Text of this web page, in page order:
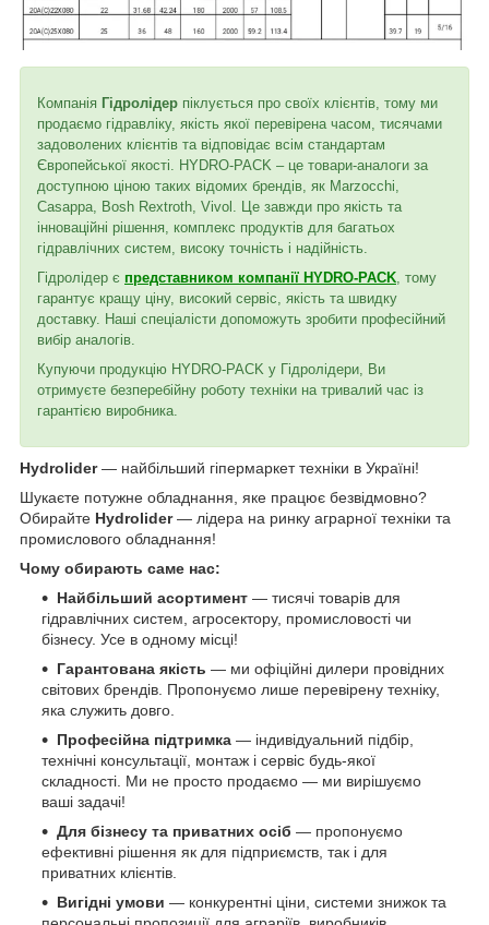
Компанія Гідролідер піклується про своїх клієнтів, тому ми
продаємо гідравліку, якість якої перевірена часом, тисячами
задоволених клієнтів та відповідає всім стандартам
Європейської якості. HYDRO-PACK – це товари-аналоги за
доступною ціною таких відомих брендів, як Marzocchi,
Casappa, Bosh Rextroth, Vivol. Це завжди про якість та
інноваційні рішення, комплекс продуктів для багатьох
гідравлічних систем, високу точність і надійність.
Гідролідер є представником компанії HYDRO-PACK , тому
гарантує кращу ціну, високий сервіс, якість та швидку
доставку. Наші спеціалісти допоможуть зробити професійний
вибір аналогів.
Купуючи продукцію HYDRO-PACK у Гідролідери, Ви
отримуєте безперебійну роботу техніки на тривалий час із
гарантією виробника.
Hydrolider— найбільший гіпермаркет техніки в Україні!
Шукаєте потужне обладнання, яке працює безвідмовно?
Обирайте Hydrolider— лідера на ринку аграрної техніки та
промислового обладнання!
Чому обирають саме нас:
Найбільший асортимент — тисячі товарів для
гідравлічних систем, агросектору, промисловості чи
бізнесу. Усе в одному місці!
Гарантована якість — ми офіційні дилери провідних
світових брендів. Пропонуємо лише перевірену техніку,
яка служить довго.
Професійна підтримка — індивідуальний підбір,
технічні консультації, монтаж і сервіс будь-якої
складності. Ми не просто продаємо — ми вирішуємо
ваші задачі!
Для бізнесу та приватних осіб — пропонуємо
ефективні рішення як для підприємств, так і для
приватних клієнтів.
Вигідні умови — конкурентні ціни, системи знижок та